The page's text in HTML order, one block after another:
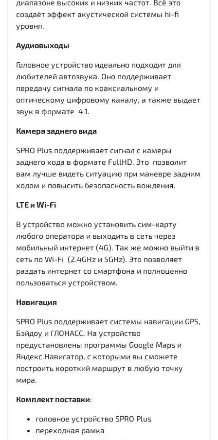
диапазоне высоких и низких частот. Всё это
создаёт эффект акустической системы hi-fi
уровня.
Аудиовыходы
Головное устройство идеально подходит для
любителей автозвука. Оно поддерживает
передачу сигнала по коаксиальному и
оптическому цифровому каналу, а также выдает
звук в формате 4.1.
Камера заднего вида
SPRO Plus поддерживает сигнал с камеры
заднего хода в формате FullHD. Это позволит
вам лучше видеть ситуацию при маневре задним
ходом и повысить безопасность вождения.
LTE и Wi-Fi
В устройство можно установить сим-карту
любого оператора и выходить в сеть через
мобильный интернет (4G). Так же можно выйти в
сеть по Wi-Fi (2.4GHz и 5GHz). Это позволяет
раздать интернет со смартфона и полноценно
пользоваться устройством.
Навигация
SPRO Plus поддерживает системы навигации GPS,
Бэйдоу и ГЛОНАСС. На устройство
предустановлены программы Google Maps и
Яндекс.Навигатор, с которыми вы сможете
построить короткий маршрут в любую точку
мира.
Комплект поставки:
головное устройство SPRO Plus
переходная рамка